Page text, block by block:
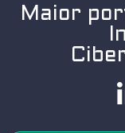
Maior